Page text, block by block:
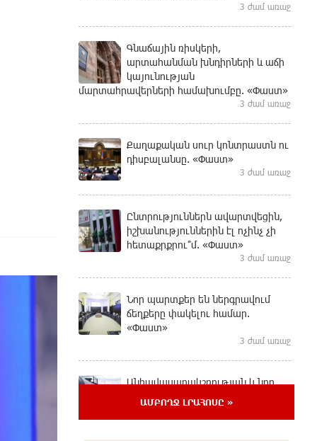
3 ժամ առաջ
Գնաճային ռիսկերի,
արտահանման խնդիրների և աճի
կայունության
մարտահրավերների համախումբը. «Փաստ»
3 ժամ առաջ
Քաղաքական սուր կոնտրաստն ու
դիսբալանսը. «Փաստ»
3 ժամ առաջ
Ընտրություններն ավարտվեցին,
իշխանություններին էլ ոչինչ չի
հետաքրքրու՞մ. «Փաստ»
3 ժամ առաջ
Նոր պարտքեր են ներգրավում
ճեղքերը փակելու համար.
«Փաստ»
3 ժամ առաջ
Անհավասարակշռության և նոր
ԱՄԲՈՂՋ ԼՐԱՀՈՍԸ »